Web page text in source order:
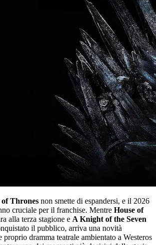
of Thrones non smette di espandersi, e il 2026
cruciale per il franchise. Mentre House of
alla terza stagione e A Knight of the Seven
il pubblico, arriva una novità
proprio dramma teatrale ambientato a Westeros